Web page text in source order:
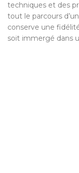
techniques et des
tout le parcours
conserve une
soit immergé dans